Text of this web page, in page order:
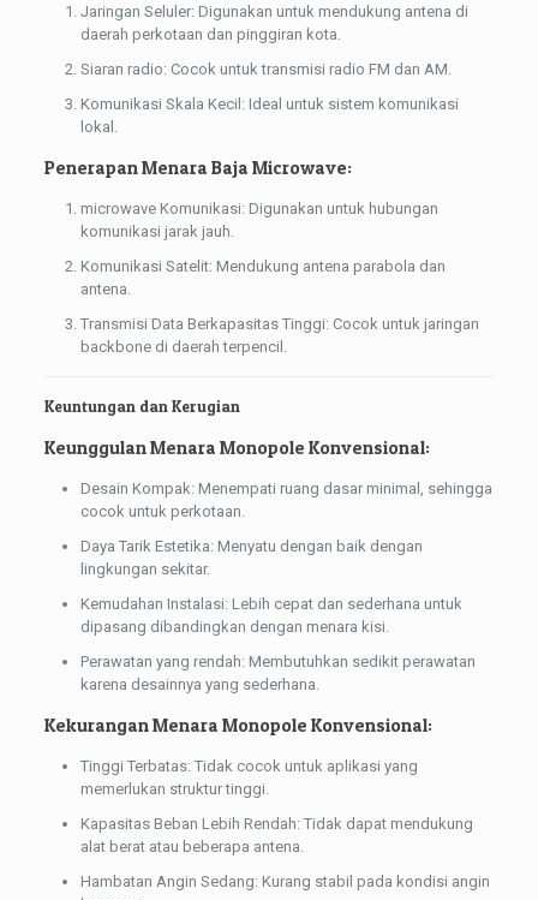
Jaringan Seluler: Digunakan untuk mendukung antena di
daerah perkotaan dan pinggiran kota.
Siaran radio: Cocok untuk transmisi radio FM dan AM.
Komunikasi Skala Kecil: Ideal untuk sistem komunikasi
lokal.
Penerapan Menara Baja Microwave:
microwave Komunikasi: Digunakan untuk hubungan
komunikasi jarak jauh.
Komunikasi Satelit: Mendukung antena parabola dan
antena.
Transmisi Data Berkapasitas Tinggi: Cocok untuk jaringan
backbone di daerah terpencil.
Keuntungan dan Kerugian
Keunggulan Menara Monopole Konvensional:
Desain Kompak: Menempati ruang dasar minimal, sehingga
cocok untuk perkotaan.
Daya Tarik Estetika: Menyatu dengan baik dengan
lingkungan sekitar.
Kemudahan Instalasi: Lebih cepat dan sederhana untuk
dipasang dibandingkan dengan menara kisi.
Perawatan yang rendah: Membutuhkan sedikit perawatan
karena desainnya yang sederhana.
Kekurangan Menara Monopole Konvensional:
Tinggi Terbatas: Tidak cocok untuk aplikasi yang
memerlukan struktur tinggi.
Kapasitas Beban Lebih Rendah: Tidak dapat mendukung
alat berat atau beberapa antena.
Hambatan Angin Sedang: Kurang stabil pada kondisi angin